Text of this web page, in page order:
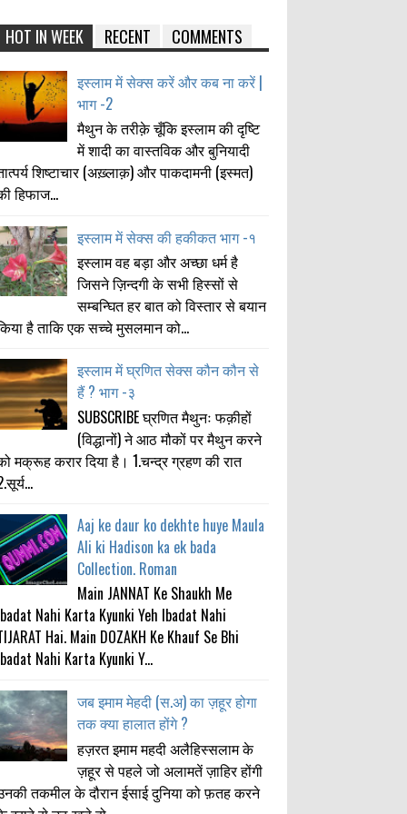
HOT IN WEEK RECENT COMMENTS
इस्लाम में सेक्स करें और कब ना करें |
भाग -2
मैथुन के तरीक़े चूँकि इस्लाम की दृष्टि
में शादी का वास्तविक और बुनियादी
शिष्टाचार (अख़्लाक़) और पाकदामनी (इस्मत)
हिफाज...
इस्लाम में सेक्स की हकीकत भाग -१
इस्लाम वह बड़ा और अच्छा धर्म है
जिसने ज़िन्दगी के सभी हिस्सों से
सम्बन्घित हर बात को विस्तार से बयान
है ताकि एक सच्चे मुसलमान को...
इस्लाम में घ्रणित सेक्स कौन कौन से
हैं ? भाग -३
SUBSCRIBE घ्रणित मैथुनः फक़ीहों
(विद्धानों) ने आठ मौकों पर मैथुन करने
मक्रूह करार दिया है। 1.चन्द्र ग्रहण की रात
Aaj ke daur ko dekhte huye Maula
Ali ki Hadison ka ek bada
Collection. Roman
Main JANNAT Ke Shaukh Me
Nahi Karta Kyunki Yeh Ibadat Nahi
Hai. Main DOZAKH Ke Khauf Se Bhi
Nahi Karta Kyunki Y...
जब इमाम मेहदी (स.अ) का ज़हूर होगा
तक क्या हालात होंगे ?
हज़रत इमाम महदी अलैहिस्सलाम के
ज़हूर से पहले जो अलामतें ज़ाहिर होंगी
तकमील के दौरान ईसाई दुनिया को फ़तह करने